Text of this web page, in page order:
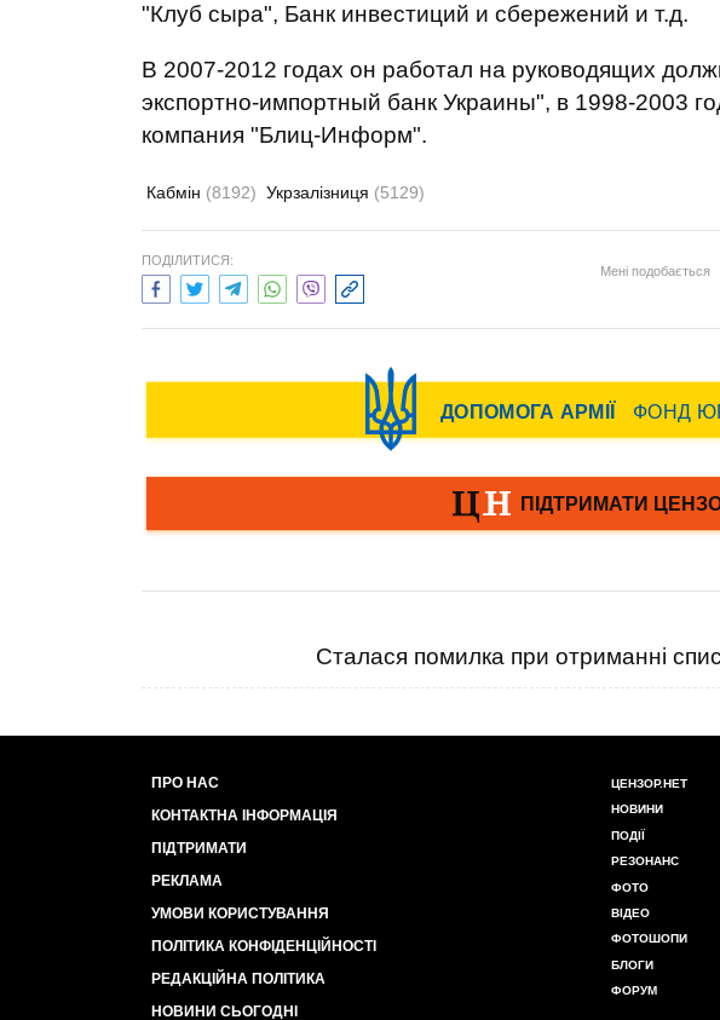
"Клуб сыра", Банк инвестиций и сбережений и т.д.
В 2007-2012 годах он работал на руководящих
экспортно-импортный банк Украины", в 1998-2003
компания "Блиц-Информ".
Кабмін (8192) Укрзалізниця (5129)
ПОДІЛИТИСЯ:
Мені подобається
Сталася помилка при отриманні
ПРО НАС
КОНТАКТНА ІНФОРМАЦІЯ
ПІДТРИМАТИ
РЕКЛАМА
УМОВИ КОРИСТУВАННЯ
ПОЛІТИКА КОНФІДЕНЦІЙНОСТІ
РЕДАКЦІЙНА ПОЛІТИКА
НОВИНИ СЬОГОДНІ
ЦЕНЗОР.НЕТ
НОВИНИ
ПОДІЇ
РЕЗОНАНС
ФОТО
ВІДЕО
ФОТОШОПИ
БЛОГИ
ФОРУМ